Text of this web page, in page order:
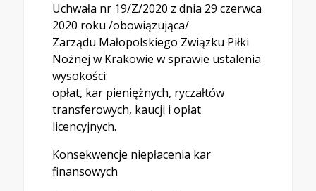
Uchwała nr 19/Z/2020 z dnia 29 czerwca
2020 roku /obowiązująca/
Zarządu Małopolskiego Związku Piłki
Nożnej w Krakowie w sprawie ustalenia
wysokości:
opłat, kar pieniężnych, ryczałtów
transferowych, kaucji i opłat
licencyjnych.
Konsekwencje niepłacenia kar
finansowych